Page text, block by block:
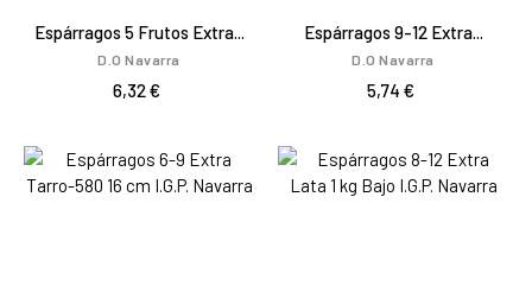
Espárragos 5 Frutos Extra...
D.O Navarra
6,32 €
Espárragos 9-12 Extra...
D.O Navarra
5,74 €